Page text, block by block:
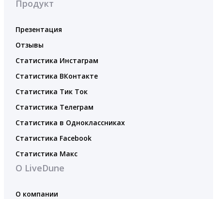
Продукт
Презентация
Отзывы
Статистика Инстаграм
Статистика ВКонтакте
Статистика Тик Ток
Статистика Телеграм
Статистика в Одноклассниках
Статистика Facebook
Статистика Макс
О LiveDune
О компании